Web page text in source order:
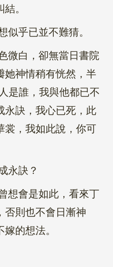
。
乎已並不難猜。
白，卻無當日書院
她神情稍有恍然，半
是誰，我與他都已不
永訣，我心已死，此
裳，我如此說，你可
訣？
會是如此，看來丁
否則也不會日漸神
的想法。